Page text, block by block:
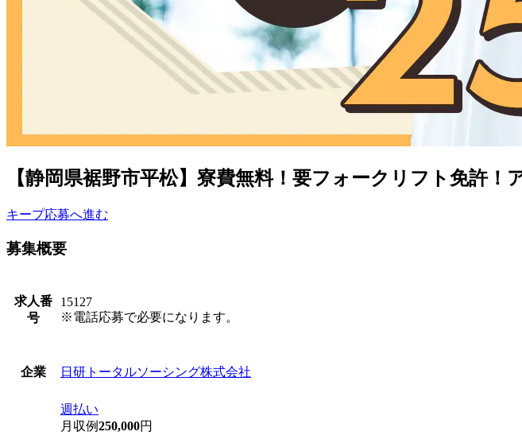
【静岡県裾野市平松】寮費無料！要フォークリフト免許
キープ応募へ進む
募集概要
求人番
号
15127
※電話応募で必要になります。
企業 日研トータルソーシング株式会社
週払い
月収例250,000円